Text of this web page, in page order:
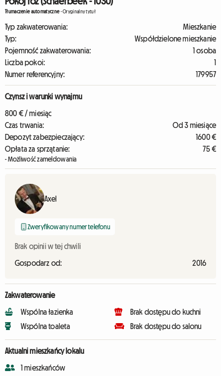
Tłumaczenie automatyczne-Oryginalny tytuł
Typ zakwaterowania:
Mieszkanie
Typ:
Współdzielone mieszkanie
Pojemność zakwaterowania:
1 osoba
Liczba pokoi:
1
Numer referencyjny:
179957
Czynsz i warunki wynajmu
800 € / miesiąc
Czas trwania:
Od 3 miesiące
Depozyt zabezpieczający:
1600 €
Opłata za sprzątanie:
75 €
- Możliwość zameldowania
Axel
Zweryfikowany numer telefonu
Brak opinii w tej chwili
Gospodarz od: 2016
Zakwaterowanie
Wspólna łazienka
Wspólna toaleta
Brak dostępu do kuchni
Brak dostępu do salonu
Aktualni mieszkańcy lokalu
1 mieszkańców